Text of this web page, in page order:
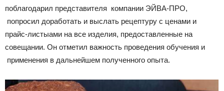
поблагодарил представителя компании ЭЙВА-ПРО,
попросил доработать и выслать рецептуру с ценами и
прайс-листыами на все изделия, предоставленные на
совещании. Он отметил важность проведения обучения и
применения в дальнейшем полученного опыта.